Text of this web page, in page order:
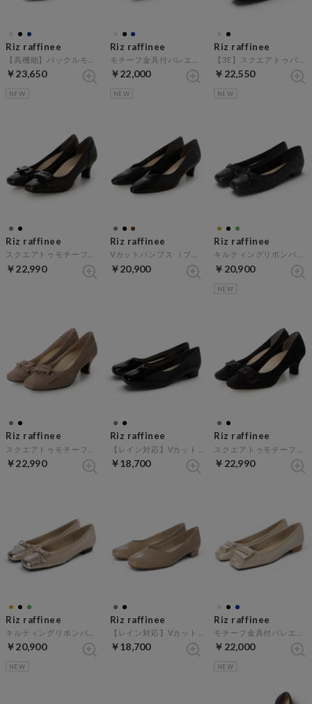
Riz raffinee
￥23,650
NEW
Riz raffinee
￥22,000
NEW
Riz raffinee
￥22,550
NEW
Riz raffinee
￥22,990
Riz raffinee
￥20,900
Riz raffinee
￥20,900
NEW
Riz raffinee
￥22,990
Riz raffinee
￥18,700
Riz raffinee
￥22,990
Riz raffinee
￥20,900
NEW
Riz raffinee
￥18,700
Riz raffinee
￥22,000
NEW